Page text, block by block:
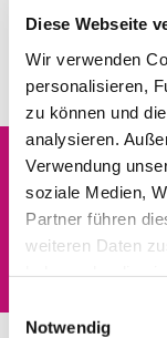
Diese Webseite
Wir verwenden
personalisieren,
zu können und
analysieren.
Verwendung
soziale Medien,
Partner führen
weiteren Daten
Notwendig